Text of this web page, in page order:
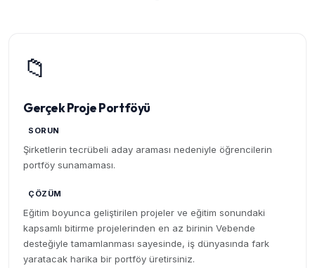
📁
Gerçek Proje Portföyü
SORUN
Şirketlerin tecrübeli aday araması nedeniyle öğrencilerin
portföy sunamaması.
ÇÖZÜM
Eğitim boyunca geliştirilen projeler ve eğitim sonundaki
kapsamlı bitirme projelerinden en az birinin Vebende
desteğiyle tamamlanması sayesinde, iş dünyasında fark
yaratacak harika bir portföy üretirsiniz.